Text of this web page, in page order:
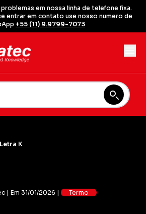
em nossa linha de telefone fixa.
entrar em contato use nosso numero de
+55 (11) 9.9799-7073
Letra K
| Em 31/01/2026 | Termo